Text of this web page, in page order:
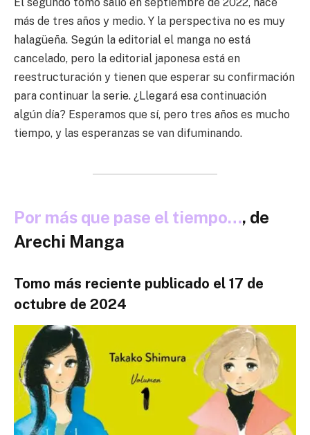
más de tres años y medio. Y la perspectiva no es muy
halagüeña. Según la editorial el manga no está
cancelado, pero la editorial japonesa está en
reestructuración y tienen que esperar su confirmación
para continuar la serie. ¿Llegará esa continuación
algún día? Esperamos que sí, pero tres años es mucho
tiempo, y las esperanzas se van difuminando.
Por más que pase el tiempo…, de
Arechi Manga
Tomo más reciente publicado el 17 de
octubre de 2024